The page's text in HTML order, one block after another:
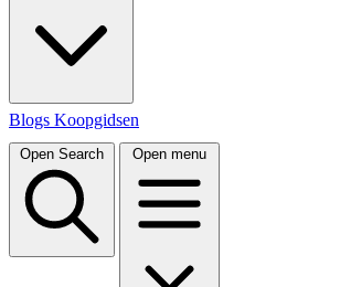
Blogs Koopgidsen
Open Search Open menu